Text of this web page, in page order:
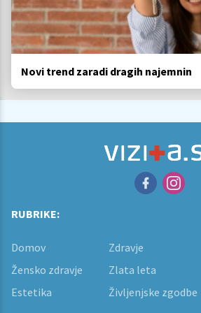
Novi trend zaradi dragih najemnin
RUBRIKE:
Domov Zdravje
Žensko zdravje
Zlata leta
Estetika
Življenjske zgodbe